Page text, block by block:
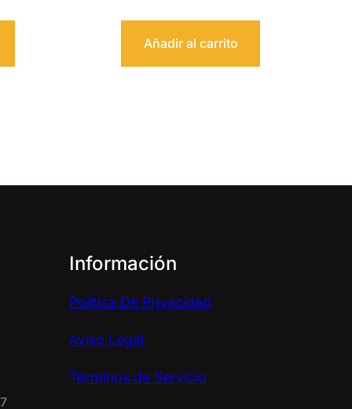
Añadir al carrito
Información
Política De Privacidad
Aviso Legal
Términos de Servicio